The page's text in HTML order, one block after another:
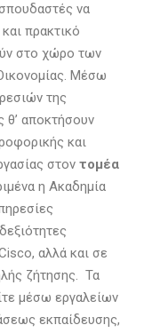
να
πρακτικό
στο χώρο των
Μέσω
της
θ’ αποκτήσουν
και
στον τοµέα
η Ακαδημία
αλλά και σε
ζήτησης. Τα
μέσω εργαλείων
εκπαίδευσης,